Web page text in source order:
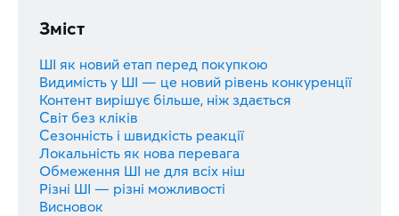
Зміст
ШІ як новий етап перед покупкою
Видимість у ШІ — це новий рівень конкуренції
Контент вирішує більше, ніж здається
Світ без кліків
Сезонність і швидкість реакції
Локальність як нова перевага
Обмеження ШІ не для всіх ніш
Різні ШІ — різні можливості
Висновок